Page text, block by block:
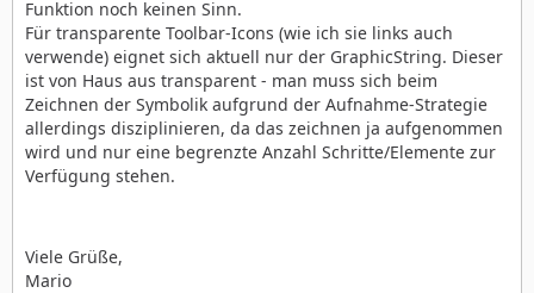
Funktion noch keinen Sinn.
Für transparente Toolbar-Icons (wie ich sie links auch
verwende) eignet sich aktuell nur der GraphicString. Dieser
ist von Haus aus transparent - man muss sich beim
Zeichnen der Symbolik aufgrund der Aufnahme-Strategie
allerdings disziplinieren, da das zeichnen ja aufgenommen
wird und nur eine begrenzte Anzahl Schritte/Elemente zur
Verfügung stehen.
Viele Grüße,
Mario